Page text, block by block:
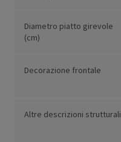
Diametro piatto girevole
(cm)
Decorazione frontale
Altre descrizioni strutturali